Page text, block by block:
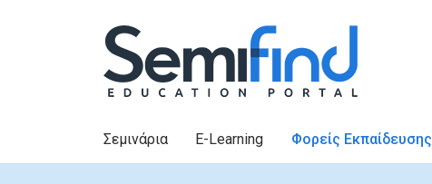
Σεμινάρια E-Learning Φορείς Εκπαίδευσης